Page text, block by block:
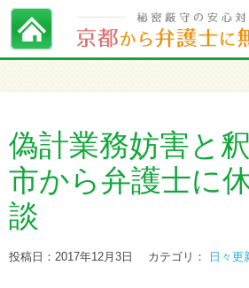
偽計業務妨害と
市から弁護士に
談
投稿日：2017年12月3日 カテゴリ： 日々更